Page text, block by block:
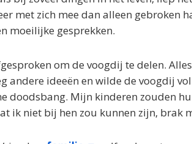
met zich mee dan alleen gebroken
moeilijke gesprekken.
om de voogdij te delen.
andere ideeën en wilde de voogdij
doodsbang. Mijn kinderen zouden
ik niet bij hen zou kunnen zijn, brak